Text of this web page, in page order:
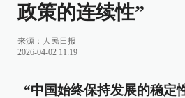
政策的连续性”
来源： 人民日报
2026-04-02 11:19
“中国始终保持发展的稳定